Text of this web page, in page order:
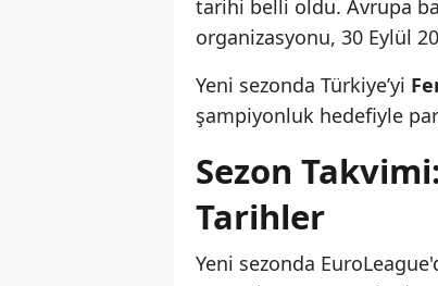
tarihi belli oldu. Avrupa
organizasyonu, 30 Eylül
Yeni sezonda Türkiye’yi
şampiyonluk hedefiyle
Sezon
Tarihler
Yeni sezonda